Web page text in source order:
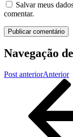
Salvar meus
comentar.
Navegação
Post anteriorAnterior